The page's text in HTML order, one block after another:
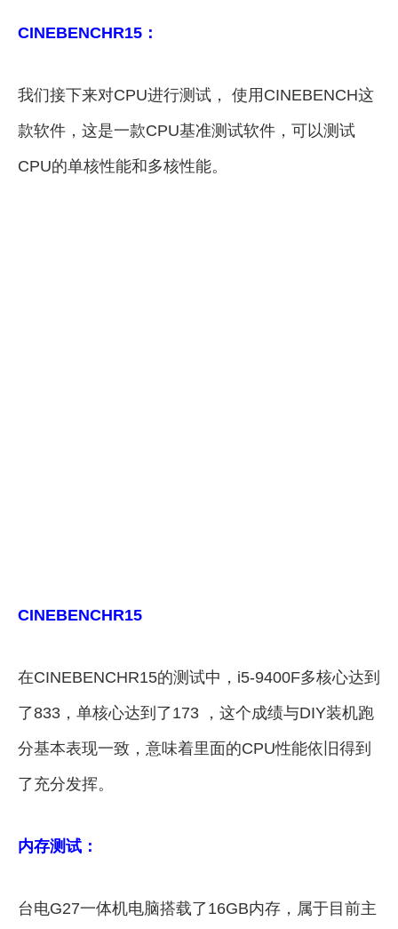
CINEBENCHR15：
我们接下来对CPU进行测试， 使用CINEBENCH这
款软件，这是一款CPU基准测试软件，可以测试
CPU的单核性能和多核性能。
CINEBENCHR15
在CINEBENCHR15的测试中，i5-9400F多核心达到
了833，单核心达到了173 ，这个成绩与DIY装机跑
分基本表现一致，意味着里面的CPU性能依旧得到
了充分发挥。
内存测试：
台电G27一体机电脑搭载了16GB内存，属于目前主